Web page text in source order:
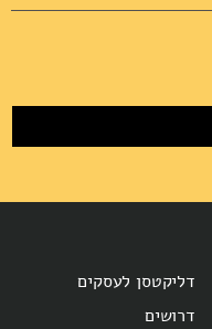
דליקטסן לעסקים
דרושים